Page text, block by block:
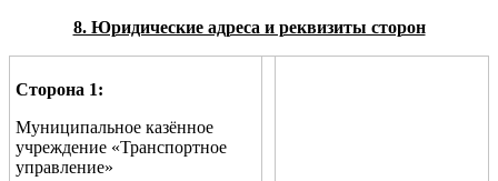
8. Юридические адреса и реквизиты сторон
Сторона 1:
Муниципальное казённое
учреждение «Транспортное
управление»